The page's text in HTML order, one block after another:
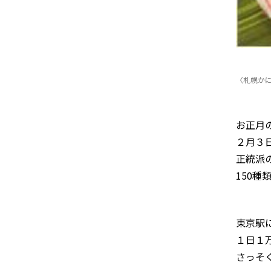
〈札幌
お正月
２月３
正統派
150種
東京駅
１日１
さっそ